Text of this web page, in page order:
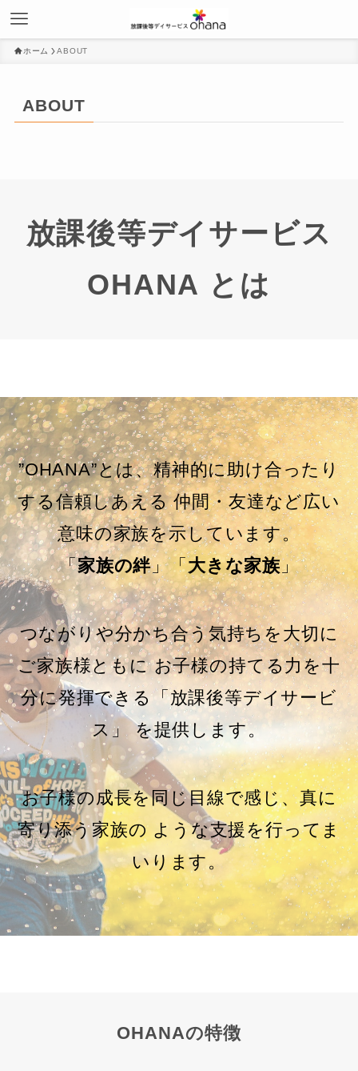
ホーム ABOUT
ABOUT
放課後等デイサービス
OHANA とは
”OHANA”とは、精神的に助け合ったり
する信頼しあえる 仲間・友達など広い
意味の家族を示しています。
「家族の絆」「大きな家族」
つながりや分かち合う気持ちを大切に
ご家族様ともに お子様の持てる力を十
分に発揮できる「放課後等デイサービ
ス」 を提供します。
お子様の成長を同じ目線で感じ、真に
寄り添う家族の ような支援を行ってま
いります。
OHANAの特徴